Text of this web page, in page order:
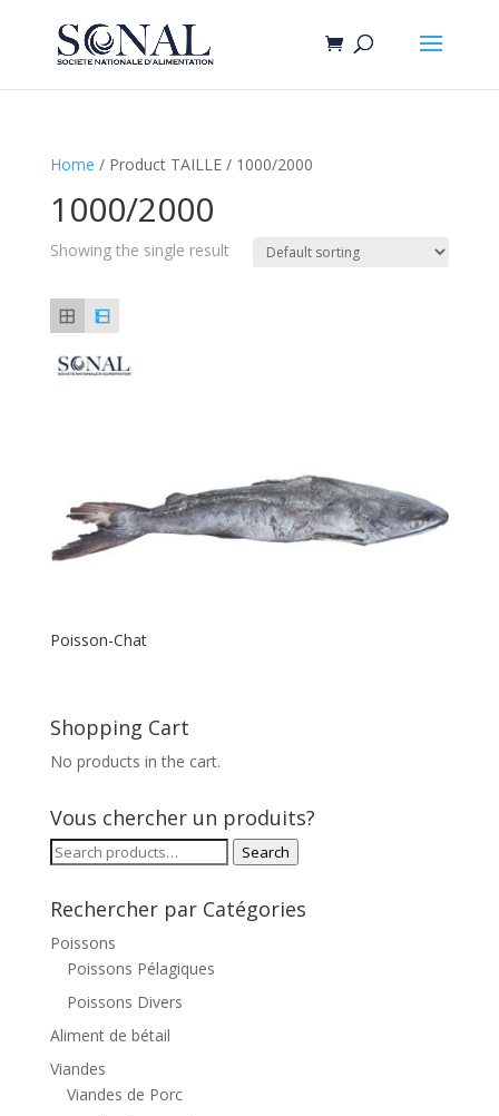
Home / Product TAILLE / 1000/2000
1000/2000
Showing the single result
Poisson-Chat
Shopping Cart
No products in the cart.
Vous chercher un produits?
Search
Search
Rechercher par Catégories
Poissons
Poissons Pélagiques
Poissons Divers
Aliment de bétail
Viandes
Viandes de Porc